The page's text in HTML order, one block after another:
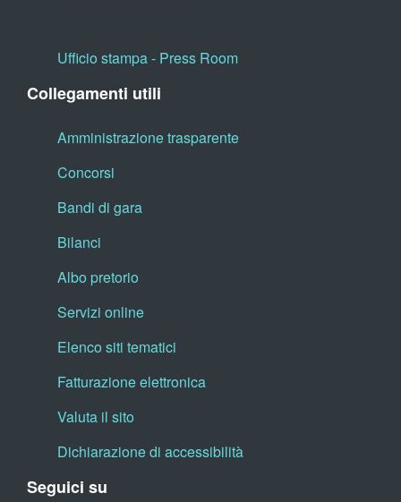
Ufficio stampa - Press Room
Collegamenti utili
Amministrazione trasparente
Concorsi
Bandi di gara
Bilanci
Albo pretorio
Servizi online
Elenco siti tematici
Fatturazione elettronica
Valuta il sito
Dichiarazione di accessibilità
Seguici su